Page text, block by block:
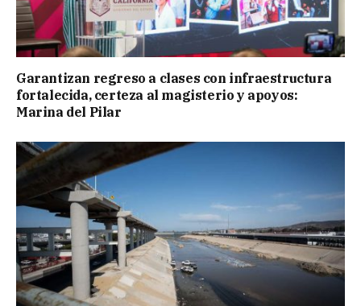
Garantizan regreso a clases con infraestructura
fortalecida, certeza al magisterio y apoyos:
Marina del Pilar